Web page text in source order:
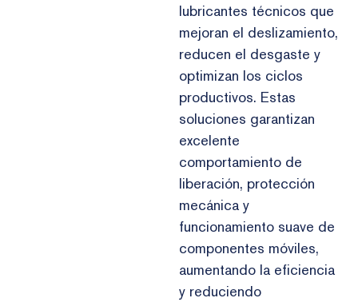
lubricantes técnicos que
mejoran el deslizamiento,
reducen el desgaste y
optimizan los ciclos
productivos. Estas
soluciones garantizan
excelente
comportamiento de
liberación, protección
mecánica y
funcionamiento suave de
componentes móviles,
aumentando la eficiencia
y reduciendo